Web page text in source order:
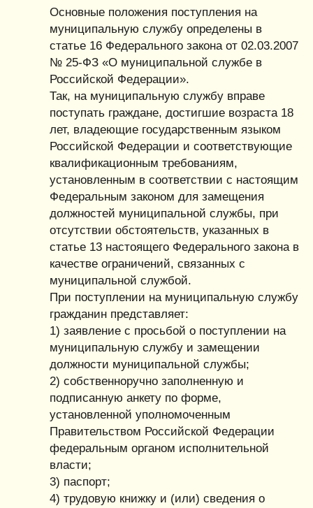
Основные положения поступления на
муниципальную службу определены в
статье 16 Федерального закона от 02.03.2007
№ 25-ФЗ «О муниципальной службе в
Российской Федерации».
Так, на муниципальную службу вправе
поступать граждане, достигшие возраста 18
лет, владеющие государственным языком
Российской Федерации и соответствующие
квалификационным требованиям,
установленным в соответствии с настоящим
Федеральным законом для замещения
должностей муниципальной службы, при
отсутствии обстоятельств, указанных в
статье 13 настоящего Федерального закона в
качестве ограничений, связанных с
муниципальной службой.
При поступлении на муниципальную службу
гражданин представляет:
1) заявление с просьбой о поступлении на
муниципальную службу и замещении
должности муниципальной службы;
2) собственноручно заполненную и
подписанную анкету по форме,
установленной уполномоченным
Правительством Российской Федерации
федеральным органом исполнительной
власти;
3) паспорт;
4) трудовую книжку и (или) сведения о